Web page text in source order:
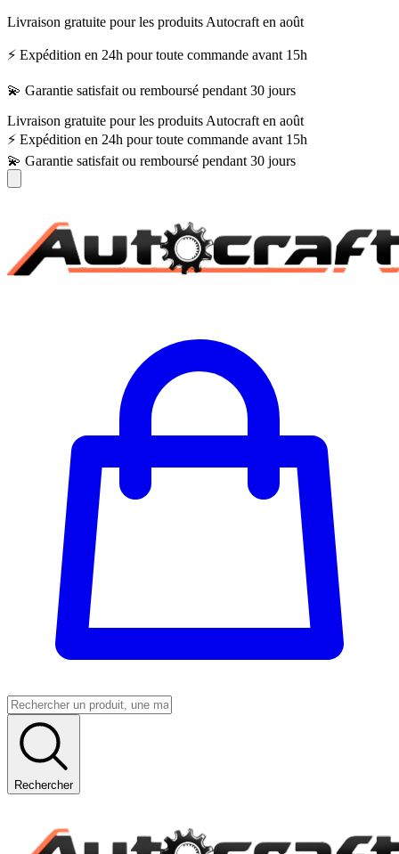
Livraison gratuite pour les produits Autocraft en août
⚡ Expédition en 24h pour toute commande avant 15h
💫 Garantie satisfait ou remboursé pendant 30 jours
Livraison gratuite pour les produits Autocraft en août
⚡ Expédition en 24h pour toute commande avant 15h
💫 Garantie satisfait ou remboursé pendant 30 jours
Rechercher